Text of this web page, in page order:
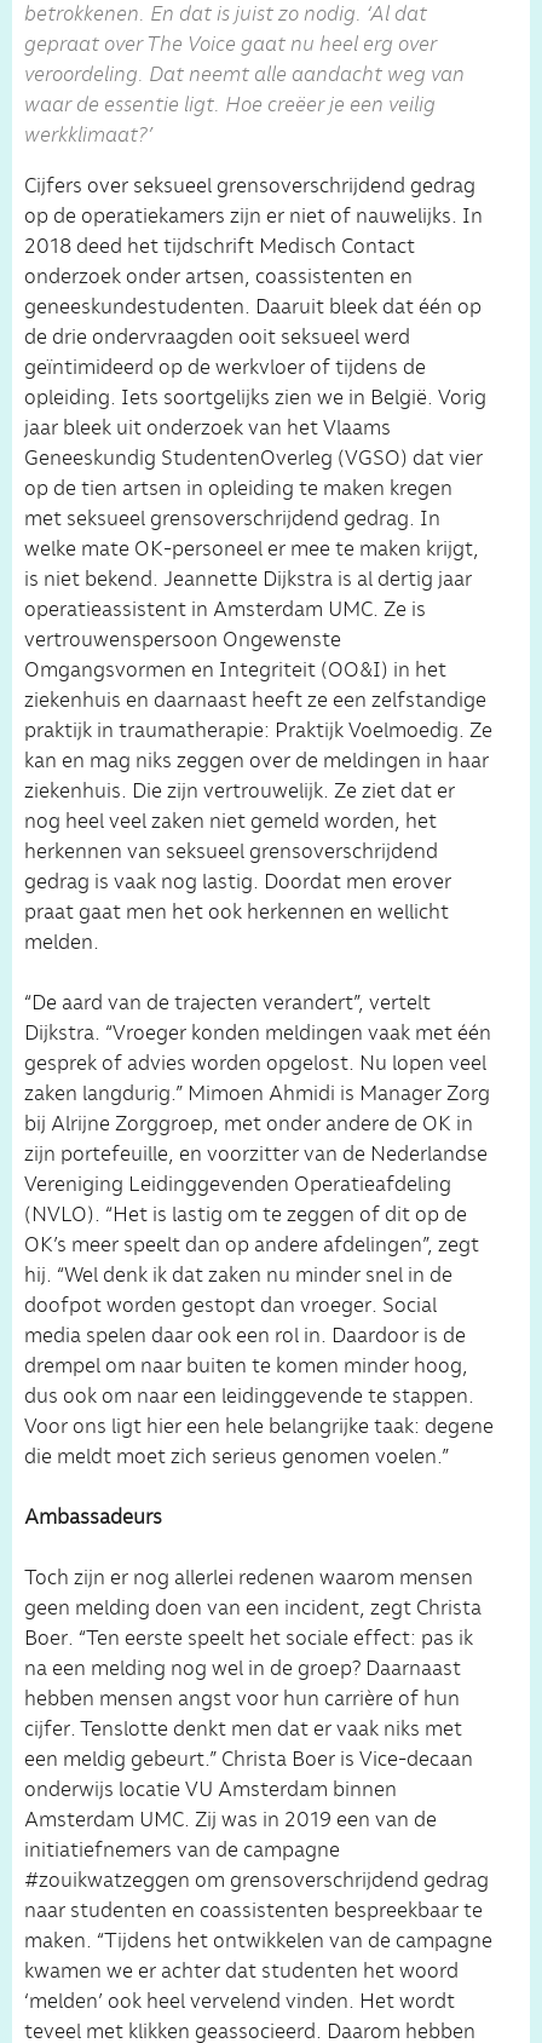
betrokkenen. En dat is juist zo nodig. ‘Al dat
gepraat over The Voice gaat nu heel erg over
veroordeling. Dat neemt alle aandacht weg van
waar de essentie ligt. Hoe creëer je een veilig
werkklimaat?’
Cijfers over seksueel grensoverschrijdend gedrag
op de operatiekamers zijn er niet of nauwelijks. In
2018 deed het tijdschrift Medisch Contact
onderzoek onder artsen, coassistenten en
geneeskundestudenten. Daaruit bleek dat één op
de drie ondervraagden ooit seksueel werd
geïntimideerd op de werkvloer of tijdens de
opleiding. Iets soortgelijks zien we in België. Vorig
jaar bleek uit onderzoek van het Vlaams
Geneeskundig StudentenOverleg (VGSO) dat vier
op de tien artsen in opleiding te maken kregen
met seksueel grensoverschrijdend gedrag. In
welke mate OK-personeel er mee te maken krijgt,
is niet bekend. Jeannette Dijkstra is al dertig jaar
operatieassistent in Amsterdam UMC. Ze is
vertrouwenspersoon Ongewenste
Omgangsvormen en Integriteit (OO&I) in het
ziekenhuis en daarnaast heeft ze een zelfstandige
praktijk in traumatherapie: Praktijk Voelmoedig. Ze
kan en mag niks zeggen over de meldingen in haar
ziekenhuis. Die zijn vertrouwelijk. Ze ziet dat er
nog heel veel zaken niet gemeld worden, het
herkennen van seksueel grensoverschrijdend
gedrag is vaak nog lastig. Doordat men erover
praat gaat men het ook herkennen en wellicht
melden.
“De aard van de trajecten verandert”, vertelt
Dijkstra. “Vroeger konden meldingen vaak met één
gesprek of advies worden opgelost. Nu lopen veel
zaken langdurig.” Mimoen Ahmidi is Manager Zorg
bij Alrijne Zorggroep, met onder andere de OK in
zijn portefeuille, en voorzitter van de Nederlandse
Vereniging Leidinggevenden Operatieafdeling
(NVLO). “Het is lastig om te zeggen of dit op de
OK’s meer speelt dan op andere afdelingen”, zegt
hij. “Wel denk ik dat zaken nu minder snel in de
doofpot worden gestopt dan vroeger. Social
media spelen daar ook een rol in. Daardoor is de
drempel om naar buiten te komen minder hoog,
dus ook om naar een leidinggevende te stappen.
Voor ons ligt hier een hele belangrijke taak: degene
die meldt moet zich serieus genomen voelen.”
Ambassadeurs
Toch zijn er nog allerlei redenen waarom mensen
geen melding doen van een incident, zegt Christa
Boer. “Ten eerste speelt het sociale effect: pas ik
na een melding nog wel in de groep? Daarnaast
hebben mensen angst voor hun carrière of hun
cijfer. Tenslotte denkt men dat er vaak niks met
een meldig gebeurt.” Christa Boer is Vice-decaan
onderwijs locatie VU Amsterdam binnen
Amsterdam UMC. Zij was in 2019 een van de
initiatiefnemers van de campagne
#zouikwatzeggen om grensoverschrijdend gedrag
naar studenten en coassistenten bespreekbaar te
maken. “Tijdens het ontwikkelen van de campagne
kwamen we er achter dat studenten het woord
‘melden’ ook heel vervelend vinden. Het wordt
teveel met klikken geassocieerd. Daarom hebben